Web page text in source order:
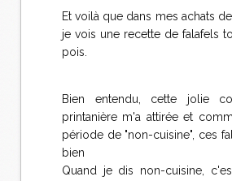
Et voilà que dans mes achats
je vois une recette de falafels
pois.
Bien entendu, cette jolie
printanière m'a attirée et
période de "non-cuisine", ces
bien
Quand je dis non-cuisine,